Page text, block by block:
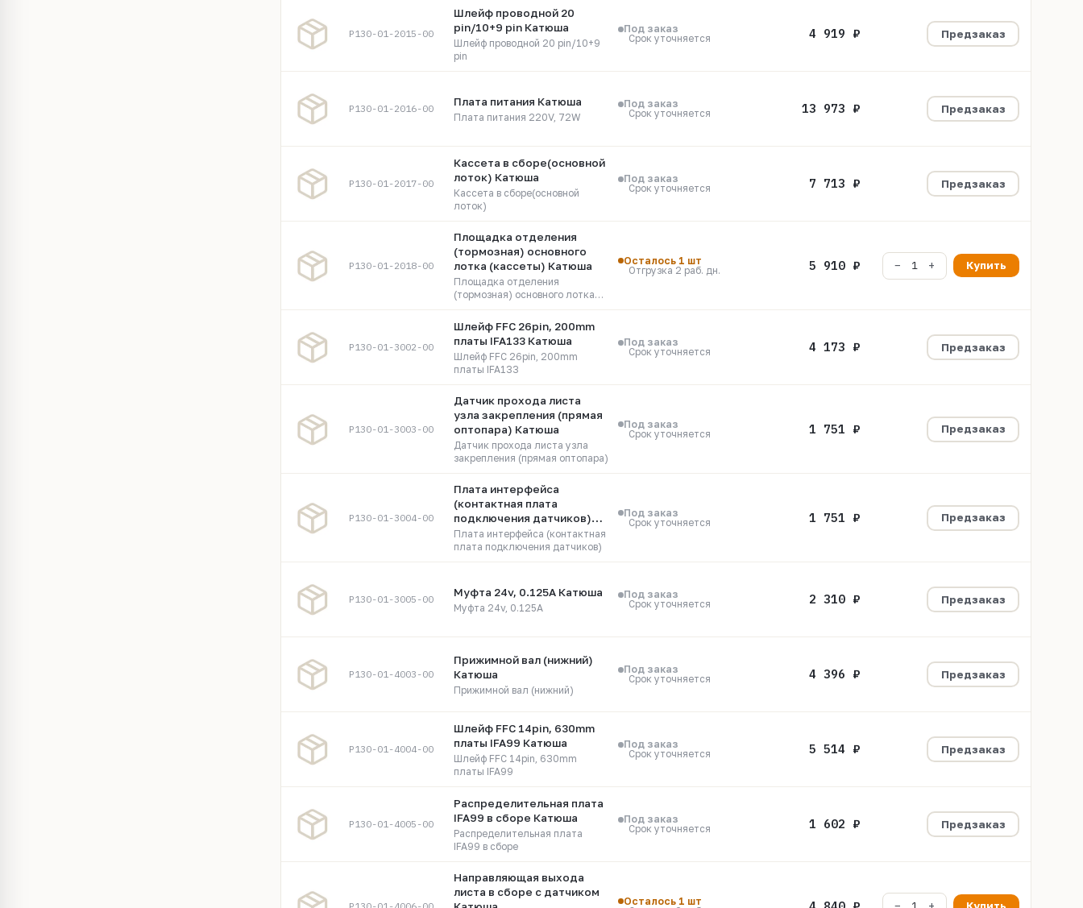
P130-01-2015-00
Шлейф проводной 20
pin/10+9 pin Катюша
Шлейф проводной 20 pin/10+9
pin
Под заказ
Срок уточняется
4 919 ₽ Предзаказ
P130-01-2016-00
Плата питания Катюша
Плата питания 220V, 72W
Под заказ
Срок уточняется
13 973 ₽ Предзаказ
P130-01-2017-00
Кассета в сборе(основной
лоток) Катюша
Кассета в сборе(основной
лоток)
Под заказ
Срок уточняется
7 713 ₽ Предзаказ
P130-01-2018-00
Площадка отделения
(тормозная) основного
лотка (кассеты) Катюша
Площадка отделения
(тормозная) основного лотка
Осталось 1 шт
Отгрузка 2 раб. дн.
5 910 ₽ Купить
P130-01-3002-00
Шлейф FFC 26pin, 200mm
платы IFA133 Катюша
Шлейф FFC 26pin, 200mm
платы IFA133
Под заказ
Срок уточняется
4 173 ₽ Предзаказ
P130-01-3003-00
Датчик прохода листа
узла закрепления (прямая
оптопара) Катюша
Датчик прохода листа узла
закрепления (прямая оптопара)
Под заказ
Срок уточняется
1 751 ₽ Предзаказ
P130-01-3004-00
Плата интерфейса
(контактная плата
подключения датчиков)
Катюша
Плата интерфейса (контактная
плата подключения датчиков)
Под заказ
Срок уточняется
1 751 ₽ Предзаказ
P130-01-3005-00
Муфта 24v, 0.125А Катюша
Муфта 24v, 0.125А
Под заказ
Срок уточняется
2 310 ₽ Предзаказ
P130-01-4003-00
Прижимной вал (нижний)
Катюша
Прижимной вал (нижний)
Под заказ
Срок уточняется
4 396 ₽ Предзаказ
P130-01-4004-00
Шлейф FFC 14pin, 630mm
платы IFA99 Катюша
Шлейф FFC 14pin, 630mm
платы IFA99
Под заказ
Срок уточняется
5 514 ₽ Предзаказ
P130-01-4005-00
Распределительная плата
IFA99 в сборе Катюша
Распределительная плата
IFA99 в сборе
Под заказ
Срок уточняется
1 602 ₽ Предзаказ
P130-01-4006-00
Направляющая выхода
листа в сборе с датчиком
Осталось 1 шт